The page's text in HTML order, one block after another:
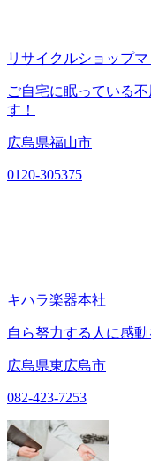
リサイクルショップマ
ご自宅に眠っている
す！
広島県福山市
0120-305375
キハラ楽器本社
自ら努力する人に感
広島県東広島市
082-423-7253